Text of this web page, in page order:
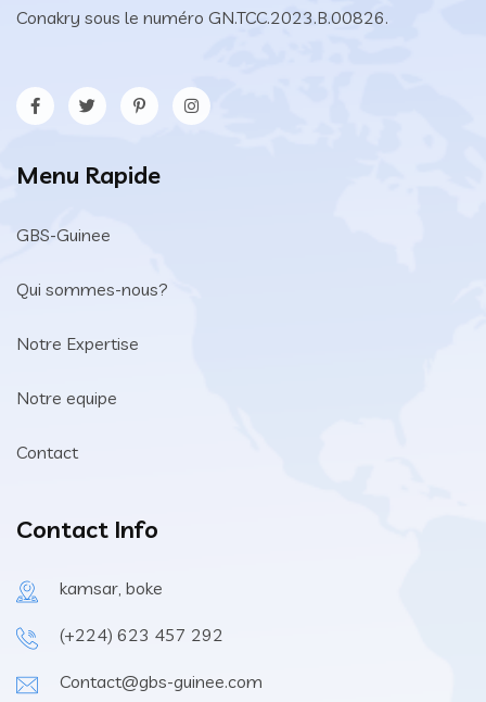
Conakry sous le numéro GN.TCC.2023.B.00826.
Menu Rapide
GBS-Guinee
Qui sommes-nous?
Notre Expertise
Notre equipe
Contact
Contact Info
kamsar, boke
(+224) 623 457 292
Contact@gbs-guinee.com